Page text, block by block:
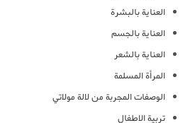
العناية بالبشرة
العناية بالجسم
العناية بالشعر
المرأة المسلمة
الوصفات المجربة من لالة مولاتي
تربية الاطفال